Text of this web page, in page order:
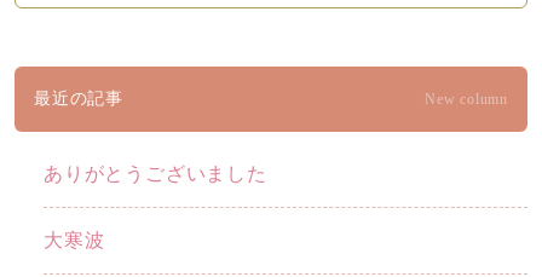
最近の記事 New column
ありがとうございました
大寒波